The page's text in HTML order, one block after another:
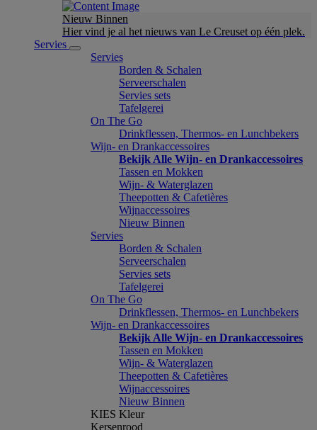
Nieuw Binnen
Hier vind je al het nieuws van Le Creuset op één plek.
Servies
Servies
Borden & Schalen
Serveerschalen
Servies sets
Tafelgerei
On The Go
Drinkflessen, Thermos- en Lunchbekers
Wijn- en Drankaccessoires
Bekijk Alle Wijn- en Drankaccessoires
Tassen en Mokken
Wijn- & Waterglazen
Theepotten & Cafetières
Wijnaccessoires
Nieuw Binnen
Servies
Borden & Schalen
Serveerschalen
Servies sets
Tafelgerei
On The Go
Drinkflessen, Thermos- en Lunchbekers
Wijn- en Drankaccessoires
Bekijk Alle Wijn- en Drankaccessoires
Tassen en Mokken
Wijn- & Waterglazen
Theepotten & Cafetières
Wijnaccessoires
Nieuw Binnen
KIES Kleur
Kersenrood